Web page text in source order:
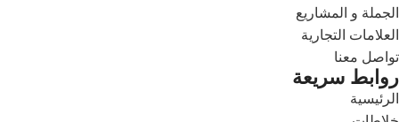
الجملة و المشاريع
العلامات التجارية
تواصل معنا
روابط سريعة
الرئيسية